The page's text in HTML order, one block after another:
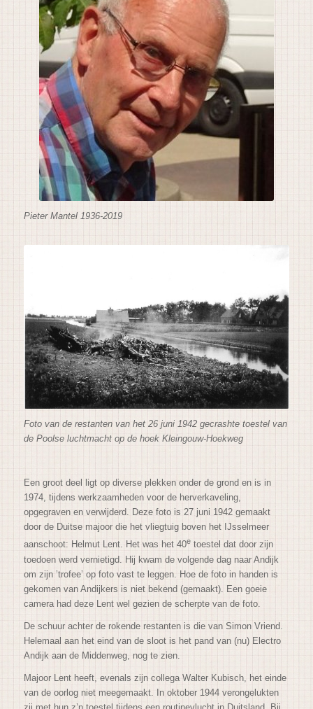
Pieter Mantel 1936-2019
Foto van de restanten van het 26 juni 1942 gecrashte toestel van
de Poolse luchtmacht op de hoek Kleingouw-Hoekweg
Een groot deel ligt op diverse plekken onder de grond en is in
1974, tijdens werkzaamheden voor de herverkaveling,
opgegraven en verwijderd. Deze foto is 27 juni 1942 gemaakt
door de Duitse majoor die het vliegtuig boven het IJsselmeer
aanschoot: Helmut Lent. Het was het 40etoestel dat door zijn
toedoen werd vernietigd. Hij kwam de volgende dag naar Andijk
om zijn ’trofee’ op foto vast te leggen. Hoe de foto in handen is
gekomen van Andijkers is niet bekend (gemaakt). Een goeie
camera had deze Lent wel gezien de scherpte van de foto.
De schuur achter de rokende restanten is die van Simon Vriend.
Helemaal aan het eind van de sloot is het pand van (nu) Electro
Andijk aan de Middenweg, nog te zien.
Majoor Lent heeft, evenals zijn collega Walter Kubisch, het einde
van de oorlog niet meegemaakt. In oktober 1944 verongelukten